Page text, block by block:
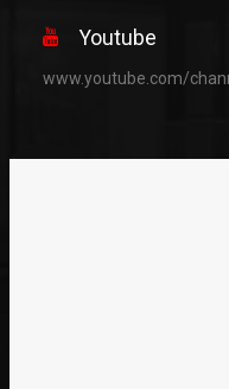
Youtube
www.youtube.com/